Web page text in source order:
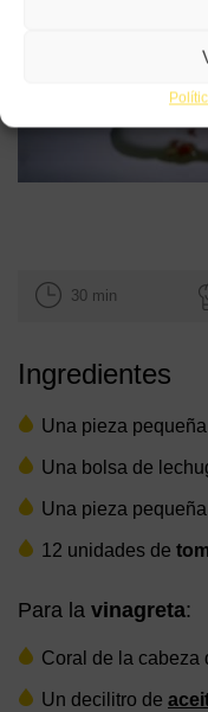
30 min
Ingredientes
Una pieza
Una bolsa de
Una pieza
12 unidades de
Para la vinagreta:
Coral de la cabeza
Un decilitro de